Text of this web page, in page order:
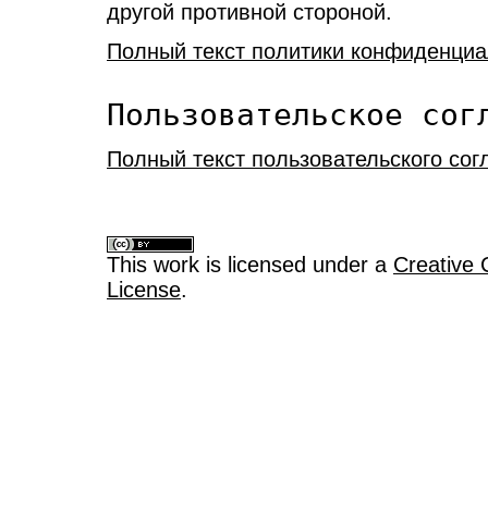
другой противной стороной.
Полный текст политики
Пользовательское
Полный текст пользовательского
This work is licensed under a Creative
License.